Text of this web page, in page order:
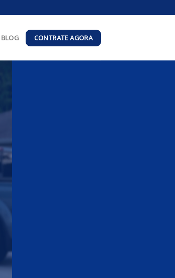
BLOG CONTRATE AGORA